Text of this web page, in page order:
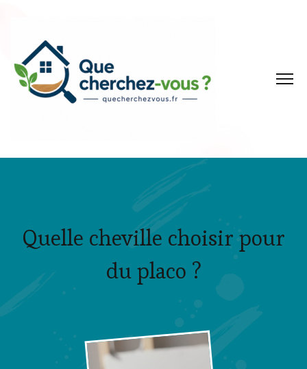
Quelle cheville choisir pour
du placo ?